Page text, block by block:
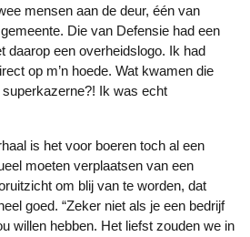
mensen aan de deur, één van
Die van Defensie had een
daarop een overheidslogo. Ik had
op m’n hoede. Wat kwamen die
Ik was echt
moeten verplaatsen van een
om blij van te worden, dat
goed. “Zeker niet als je een bedrijf
willen hebben. Het liefst zouden we in